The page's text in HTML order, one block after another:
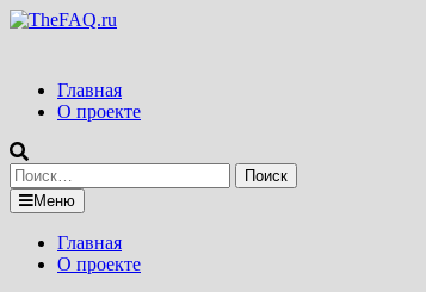
Перейти
Главная
О проекте
Найти:
Меню
Главная
О проекте